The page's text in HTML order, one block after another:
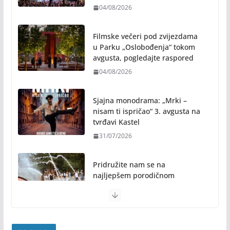
04/08/2026
Filmske večeri pod zvijezdama
u Parku „Oslobođenja“ tokom
avgusta, pogledajte raspored
04/08/2026
Sjajna monodrama: „Mrki –
nisam ti ispričao“ 3. avgusta na
tvrđavi Kastel
31/07/2026
Pridružite nam se na
najljepšem porodičnom
avgust, od 19.00 časova, u